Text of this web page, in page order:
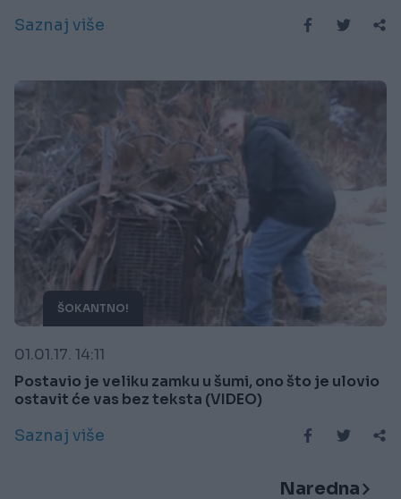
Saznaj više
ŠOKANTNO!
01.01.17. 14:11
Postavio je veliku zamku u šumi, ono što je ulovio
ostavit će vas bez teksta (VIDEO)
Saznaj više
Naredna